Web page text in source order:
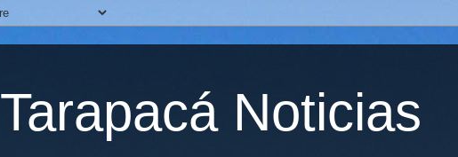
Tarapacá Noticias